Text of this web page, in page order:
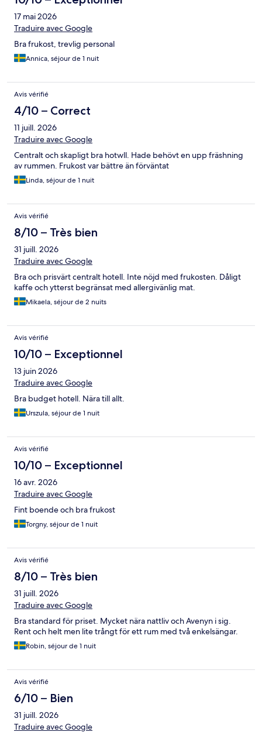
17 mai 2026
Traduire avec Google
Bra frukost, trevlig personal
Annica, séjour de 1 nuit
Avis vérifié
4/10 – Correct
11 juill. 2026
Traduire avec Google
Centralt och skapligt bra hotwll. Hade behövt en upp fräshning
av rummen. Frukost var bättre än förväntat
Linda, séjour de 1 nuit
Avis vérifié
8/10 – Très bien
31 juill. 2026
Traduire avec Google
Bra och prisvärt centralt hotell. Inte nöjd med frukosten. Dåligt
kaffe och ytterst begränsat med allergivänlig mat.
Mikaela, séjour de 2 nuits
Avis vérifié
10/10 – Exceptionnel
13 juin 2026
Traduire avec Google
Bra budget hotell. Nära till allt.
Urszula, séjour de 1 nuit
Avis vérifié
10/10 – Exceptionnel
16 avr. 2026
Traduire avec Google
Fint boende och bra frukost
Torgny, séjour de 1 nuit
Avis vérifié
8/10 – Très bien
31 juill. 2026
Traduire avec Google
Bra standard för priset. Mycket nära nattliv och Avenyn i sig.
Rent och helt men lite trångt för ett rum med två enkelsängar.
Robin, séjour de 1 nuit
Avis vérifié
6/10 – Bien
31 juill. 2026
Traduire avec Google